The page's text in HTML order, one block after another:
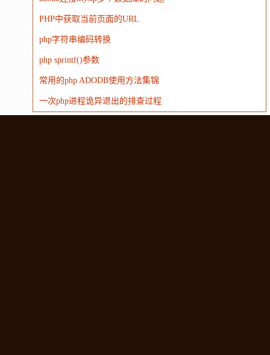
PHP中获取当前页面的URL
php字符串编码转换
php sprintf()参数
常用的php ADODB使用方法集锦
一次php进程诡异退出的排查过程